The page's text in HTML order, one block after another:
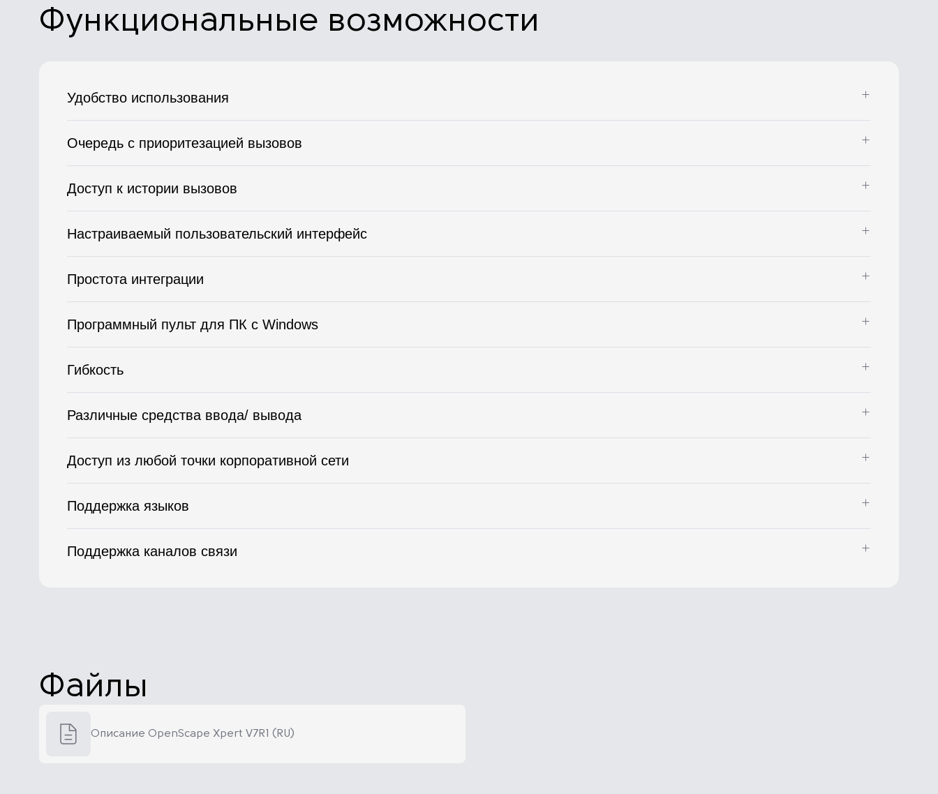
Функциональные возможности
Удобство использования
Очередь с приоритезацией вызовов
Доступ к истории вызовов
Настраиваемый пользовательский интерфейс
Простота интеграции
Программный пульт для ПК с Windows
Гибкость
Различные средства ввода/ вывода
Доступ из любой точки корпоративной сети
Поддержка языков
Поддержка каналов связи
Файлы
Описание OpenScape Xpert V7R1 (RU)